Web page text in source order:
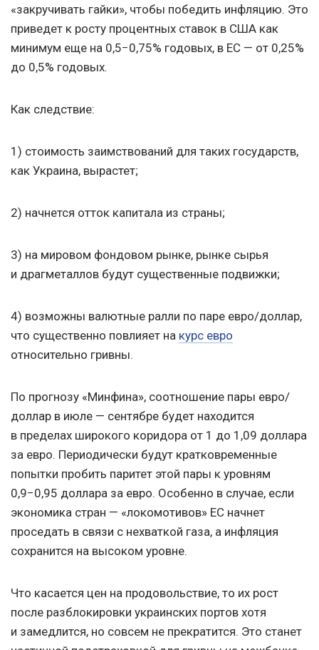
«закручивать гайки», чтобы победить инфляцию. Это
приведет к росту процентных ставок в США как
минимум еще на 0,5−0,75% годовых, в ЕС — от 0,25%
до 0,5% годовых.
Как следствие:
1) стоимость заимствований для таких государств,
как Украина, вырастет;
2) начнется отток капитала из страны;
3) на мировом фондовом рынке, рынке сырья
и драгметаллов будут существенные подвижки;
4) возможны валютные ралли по паре евро/доллар,
что существенно повлияет на курс евро
относительно гривны.
По прогнозу «Минфина», соотношение пары евро/
доллар в июле — сентябре будет находится
в пределах широкого коридора от 1 до 1,09 доллара
за евро. Периодически будут кратковременные
попытки пробить паритет этой пары к уровням
0,9−0,95 доллара за евро. Особенно в случае, если
экономика стран — «локомотивов» ЕС начнет
проседать в связи с нехваткой газа, а инфляция
сохранится на высоком уровне.
Что касается цен на продовольствие, то их рост
после разблокировки украинских портов хотя
и замедлится, но совсем не прекратится. Это станет